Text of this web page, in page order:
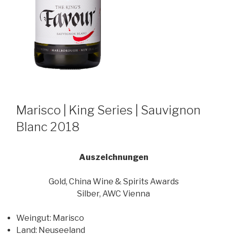
Marisco | King Series | Sauvignon
Blanc 2018
Auszeichnungen
Gold, China Wine & Spirits Awards
Silber, AWC Vienna
Weingut: Marisco
Land: Neuseeland